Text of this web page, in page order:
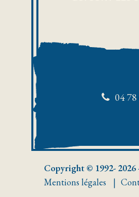
04
Copyright © 1992- 2026
Mentions légales